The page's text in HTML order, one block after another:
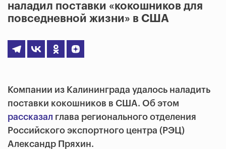
наладил поставки «кокошников для
повседневной жизни» в США
Компании из Калининграда удалось наладить
поставки кокошников в США. Об этом
рассказал глава регионального отделения
Российского экспортного центра (РЭЦ)
Александр Пряхин.